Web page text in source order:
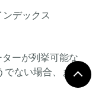
デックス
ーが列挙可能な
ない場合、ま